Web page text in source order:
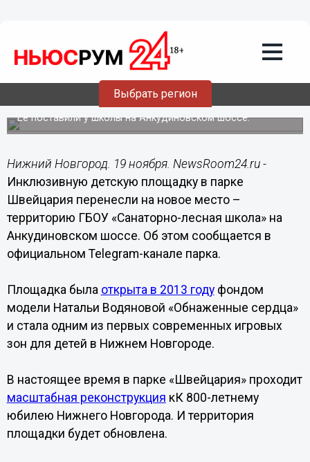
Выбрать регион
Детскую площадку Водяновой
перенесли за пределы нижегородской
Ее поставили у школы на Анкудиновском шоссе.
Нижний Новгород. 19 ноября. NewsRoom24.ru -
Инклюзивную детскую площадку в парке
Швейцария перенесли на новое место –
территорию ГБОУ «Санаторно-лесная школа» на
Анкудиновском шоссе. Об этом сообщается в
официальном Telegram-канале парка.
Площадка была открыта в 2013 годуфондом
модели Натальи Водяновой «Обнаженные сердца»
и стала одним из первых современных игровых
зон для детей в Нижнем Новгороде.
В настоящее время в парке «Швейцария» проходит
масштабная реконструкция кК 800-летнему
юбилею Нижнего Новгорода. И территория
площадки будет обновлена.